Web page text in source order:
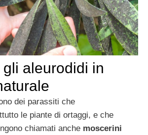
aleurodidi in
dei parassiti che
le piante di ortaggi, e che
chiamati anche moscerini